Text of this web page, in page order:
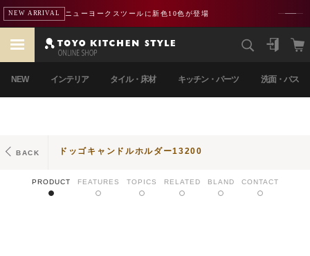
NEW ARRIVAL ニューヨークスツールに新色10色が登場
NEW インテリア タイル・床材 キッチン・パーツ 洗面・バス
BACK ドッゴキャンドルホルダー13200
PRODUCT FEATURES TOPICS RELATED BLAND CONTACT